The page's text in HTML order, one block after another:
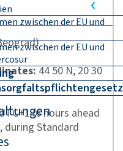
zwischen der EU und
zwischen der EU und
44 50 N, 20 30
(6 hours ahead
during Standard